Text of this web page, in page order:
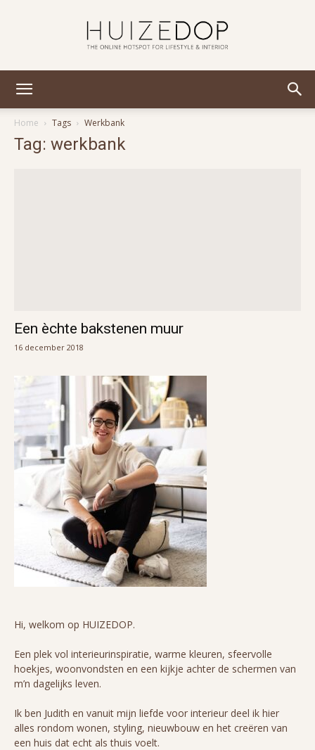
Home
Tags Werkbank
Tag: werkbank
Een èchte bakstenen muur
16 december 2018
Hi, welkom op HUIZEDOP.
Een plek vol interieurinspiratie, warme kleuren, sfeervolle
hoekjes, woonvondsten en een kijkje achter de schermen van
m’n dagelijks leven.
Ik ben Judith en vanuit mijn liefde voor interieur deel ik hier
alles rondom wonen, styling, nieuwbouw en het creëren van
een huis dat echt als thuis voelt.